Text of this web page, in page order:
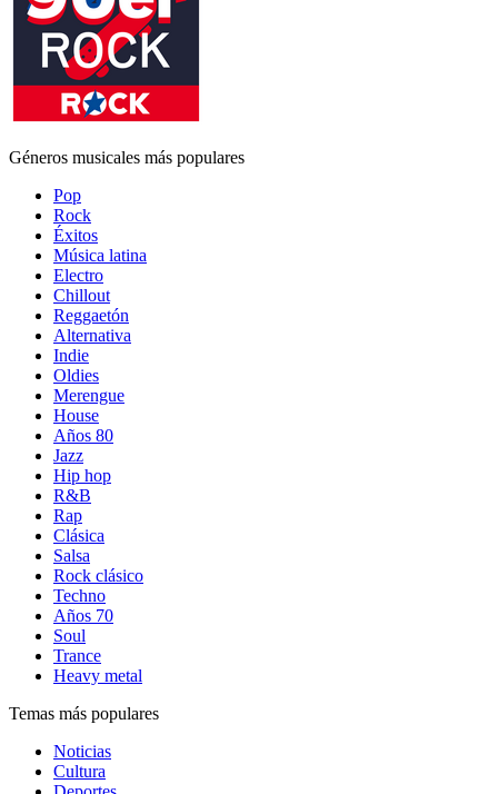
Géneros musicales más populares
Pop
Rock
Éxitos
Música latina
Electro
Chillout
Reggaetón
Alternativa
Indie
Oldies
Merengue
House
Años 80
Jazz
Hip hop
R&B
Rap
Clásica
Salsa
Rock clásico
Techno
Años 70
Soul
Trance
Heavy metal
Temas más populares
Noticias
Cultura